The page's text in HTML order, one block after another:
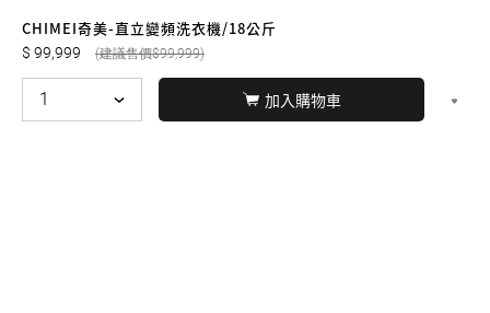
CHIMEI奇美-直立變頻洗衣機/18公斤
99,999 99,999
加入購物車
友誠購物
© BERNARD 2021 WEBDESIGN